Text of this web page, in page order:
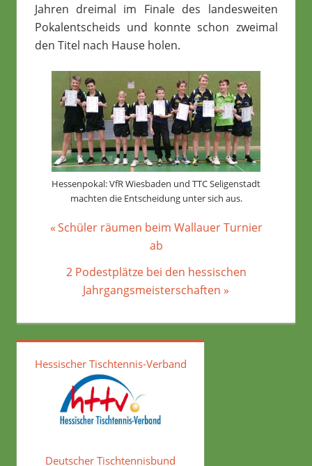
Jahren dreimal im Finale des landesweiten
Pokalentscheids und konnte schon zweimal
den Titel nach Hause holen.
Hessenpokal: VfR Wiesbaden und TTC Seligenstadt
machten die Entscheidung unter sich aus.
Beitragsnavigation
Vorheriger
Schüler räumen beim Wallauer Turnier
ab
Nächster
Beitrag:
2 Podestplätze bei den hessischen
Jahrgangsmeisterschaften
Hessischer Tischtennis-Verband
Deutscher Tischtennisbund